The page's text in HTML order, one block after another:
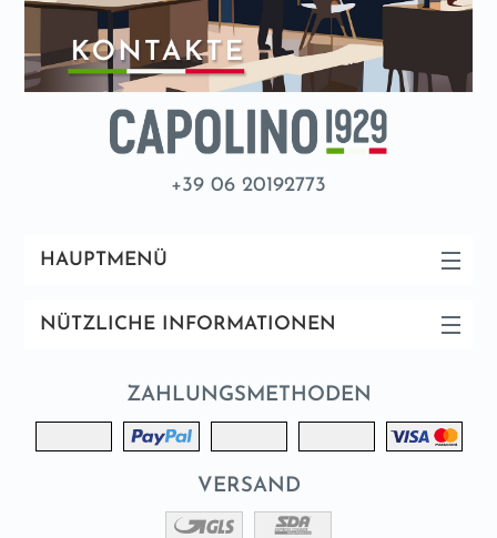
+39 06 20192773
HAUPTMENÜ
NÜTZLICHE INFORMATIONEN
ZAHLUNGSMETHODEN
VERSAND